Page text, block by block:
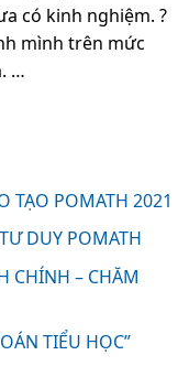
có kinh nghiệm. ?
mình trên mức
…
TẠO POMATH 2021
DUY POMATH
CHÍNH – CHĂM
TIỂU HỌC”